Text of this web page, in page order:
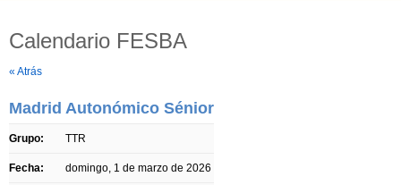
Calendario FESBA
« Atrás
Madrid Autonómico Sénior
Grupo: TTR
Fecha: domingo, 1 de marzo de 2026